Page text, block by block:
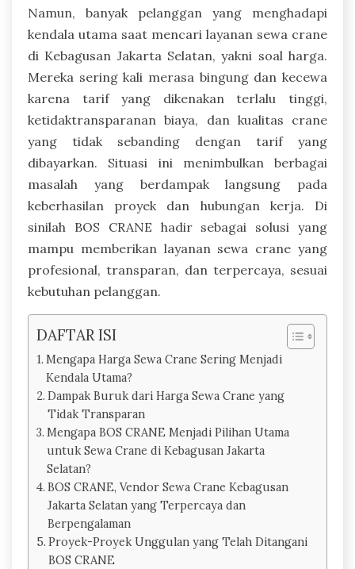
Namun, banyak pelanggan yang menghadapi
kendala utama saat mencari layanan sewa crane
di Kebagusan Jakarta Selatan, yakni soal harga.
Mereka sering kali merasa bingung dan kecewa
karena tarif yang dikenakan terlalu tinggi,
ketidaktransparanan biaya, dan kualitas crane
yang tidak sebanding dengan tarif yang
dibayarkan. Situasi ini menimbulkan berbagai
masalah yang berdampak langsung pada
keberhasilan proyek dan hubungan kerja. Di
sinilah BOS CRANE hadir sebagai solusi yang
mampu memberikan layanan sewa crane yang
profesional, transparan, dan terpercaya, sesuai
kebutuhan pelanggan.
DAFTAR ISI
Mengapa Harga Sewa Crane Sering Menjadi
Kendala Utama?
Dampak Buruk dari Harga Sewa Crane yang
Tidak Transparan
Mengapa BOS CRANE Menjadi Pilihan Utama
untuk Sewa Crane di Kebagusan Jakarta
Selatan?
BOS CRANE, Vendor Sewa Crane Kebagusan
Jakarta Selatan yang Terpercaya dan
Berpengalaman
Proyek-Proyek Unggulan yang Telah Ditangani
BOS CRANE